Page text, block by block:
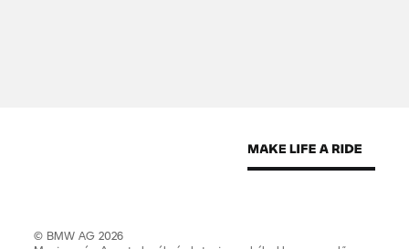
© BMW AG 2026